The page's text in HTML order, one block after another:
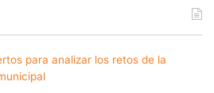
para analizar los retos de la